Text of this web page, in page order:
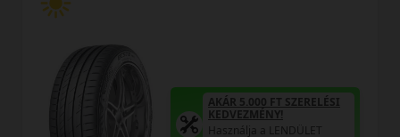
AKÁR 5.000 FT SZERELÉSI
KEDVEZMÉNY!
Használja a LENDÜLET